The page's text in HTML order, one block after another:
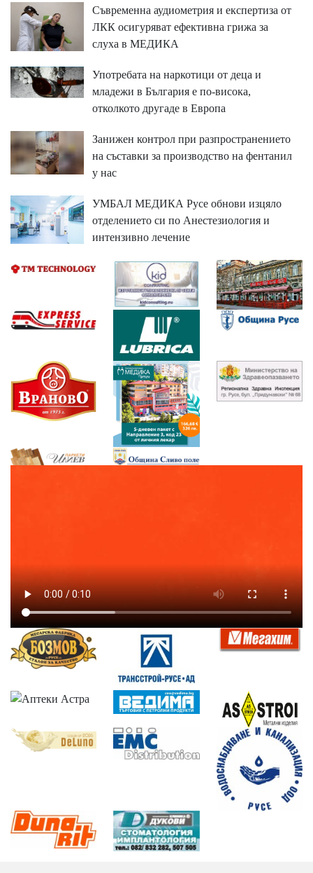
Съвременна аудиометрия и експертиза от
ЛКК осигуряват ефективна грижа за
слуха в МЕДИКА
Употребата на наркотици от деца и
младежи в България е по-висока,
отколкото другаде в Европа
Занижен контрол при разпространението
на съставки за производство на фентанил
у нас
УМБАЛ МЕДИКА Русе обнови изцяло
отделението си по Анестезиология и
интензивно лечение